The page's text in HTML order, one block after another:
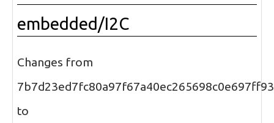
頁面原始檔
可列印版本
刪除本頁
登入 / 註冊帳號
embedded/I2C
Changes from
7b7d23ed7fc80a97f67a40ec265698c0e697ff93
to